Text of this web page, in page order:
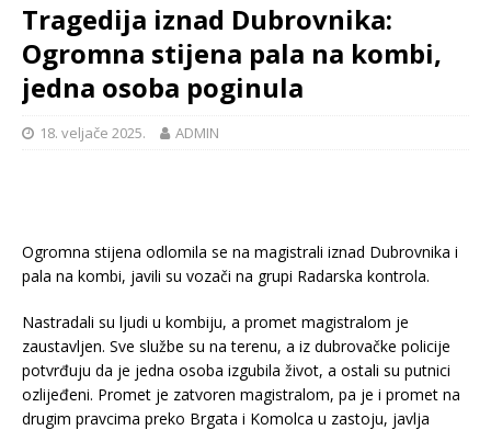
Tragedija iznad Dubrovnika:
Ogromna stijena pala na kombi,
jedna osoba poginula
18. veljače 2025. ADMIN
Ogromna stijena odlomila se na magistrali iznad Dubrovnika i
pala na kombi, javili su vozači na grupi Radarska kontrola.
Nastradali su ljudi u kombiju, a promet magistralom je
zaustavljen. Sve službe su na terenu, a iz dubrovačke policije
potvrđuju da je jedna osoba izgubila život, a ostali su putnici
ozlijeđeni. Promet je zatvoren magistralom, pa je i promet na
drugim pravcima preko Brgata i Komolca u zastoju, javlja